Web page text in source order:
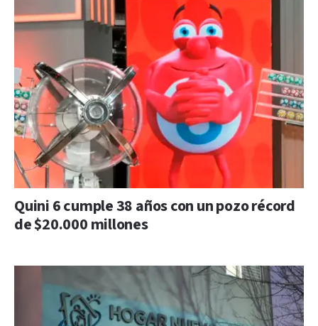
Quini 6 cumple 38 años con un pozo récord
de $20.000 millones